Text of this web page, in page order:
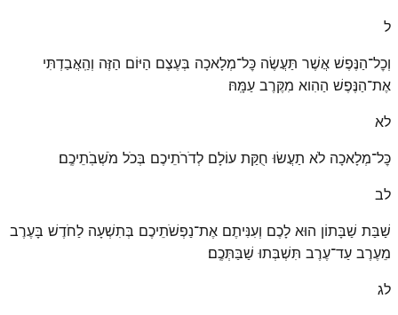
ל
וְכׇל־הַנֶּפֶשׁ אֲשֶׁר תַּעֲשֶׂה כׇּל־מְלָאכָה בְּעֶצֶם הַיּוֹם הַזֶּה וְהַֽאֲבַדְתִּי
אֶת־הַנֶּפֶשׁ הַהִוא מִקֶּרֶב עַמָּֽהּ׃
לא
כׇּל־מְלָאכָה לֹא תַעֲשׂוּ חֻקַּת עוֹלָם לְדֹרֹתֵיכֶם בְּכֹל מֹשְׁבֹֽתֵיכֶֽם׃
לב
שַׁבַּת שַׁבָּתוֹן הוּא לָכֶם וְעִנִּיתֶם אֶת־נַפְשֹׁתֵיכֶם בְּתִשְׁעָה לַחֹדֶשׁ בָּעֶרֶב
מֵעֶרֶב עַד־עֶרֶב תִּשְׁבְּתוּ שַׁבַּתְּכֶֽם׃
לג